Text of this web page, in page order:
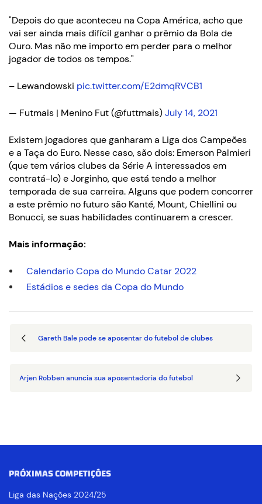
"Depois do que aconteceu na Copa América, acho que
vai ser ainda mais difícil ganhar o prêmio da Bola de
Ouro. Mas não me importo em perder para o melhor
jogador de todos os tempos."
– Lewandowski pic.twitter.com/E2dmqRVCB1
— Futmais | Menino Fut (@futtmais)July 14, 2021
Existem jogadores que ganharam a Liga dos Campeões
e a Taça do Euro. Nesse caso, são dois: Emerson Palmieri
(que tem vários clubes da Série A interessados ​​em
contratá-lo) e Jorginho, que está tendo a melhor
temporada de sua carreira. Alguns que podem concorrer
a este prêmio no futuro são Kanté, Mount, Chiellini ou
Bonucci, se suas habilidades continuarem a crescer.
Mais informação:
Calendario Copa do Mundo Catar 2022
Estádios e sedes da Copa do Mundo
Gareth Bale pode se aposentar do futebol de clubes
Arjen Robben anuncia sua aposentadoria do futebol
PRÓXIMAS COMPETIÇÕES
Liga das Nações 2024/25